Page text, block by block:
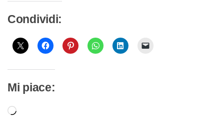
Condividi:
Mi piace:
Caricamento